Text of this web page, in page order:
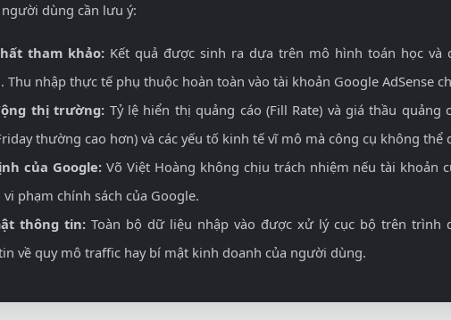
dùng cần lưu ý:
tham khảo: Kết quả được sinh ra dựa trên mô hình toán học và
Thu nhập thực tế phụ thuộc hoàn toàn vào tài khoản Google AdSense
thị trường: Tỷ lệ hiển thị quảng cáo (Fill Rate) và giá thầu
thường cao hơn) và các yếu tố kinh tế vĩ mô mà công cụ không thể
của Google:Võ Việt Hoàng không chịu trách nhiệm nếu tài khoản
vi phạm chính sách của Google.
thông tin: Toàn bộ dữ liệu nhập vào được xử lý cục bộ trên trình
về quy mô traffic hay bí mật kinh doanh của người dùng.